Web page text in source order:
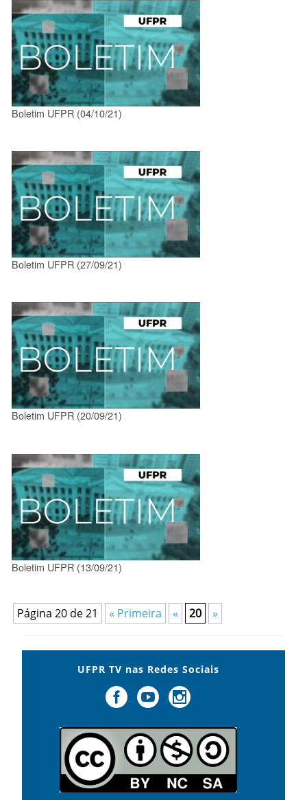
Boletim UFPR (04/10/21)
Boletim UFPR (27/09/21)
Boletim UFPR (20/09/21)
Boletim UFPR (13/09/21)
Página 20 de 21 « Primeira « 20 »
UFPR TV nas Redes Sociais